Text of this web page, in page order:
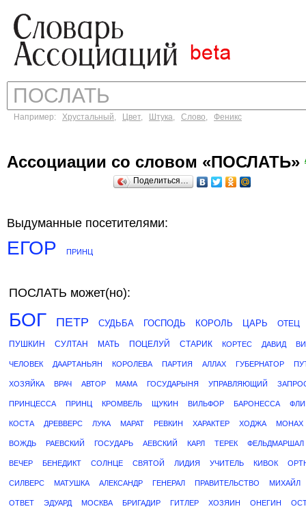
Например: Хрустальный, Цвет, Штука, Слово, Феникс
Ассоциации со словом «ПОСЛАТЬ»
Поделиться…
Выдуманные посетителями:
ЕГОР ПРИНЦ
ПОСЛАТЬ может(но):
БОГ ПЕТР СУДЬБА ГОСПОДЬ КОРОЛЬ ЦАРЬ ОТЕЦ
ПУШКИН СУЛТАН МАТЬ ПОЦЕЛУЙ СТАРИК КОРТЕС ДАВИД
ЧЕЛОВЕК ДААРТАНЬЯН КОРОЛЕВА ПАРТИЯ АЛЛАХ ГУБЕРНАТОР
ХОЗЯЙКА ВРАЧ АВТОР МАМА ГОСУДАРЫНЯ УПРАВЛЯЮЩИЙ
ПРИНЦЕССА ПРИНЦ КРОМВЕЛЬ ЩУКИН ВИЛЬФОР БАРОНЕССА
КОСТА ДРЕВВЕРС ЛУКА МАРАТ РЕВКИН ХАРАКТЕР ХОДЖА МОНАХ
ВОЖДЬ РАЕВСКИЙ ГОСУДАРЬ АЕВСКИЙ КАРЛ ТЕРЕК ФЕЛЬДМАРШАЛ
ВЕЧЕР БЕНЕДИКТ СОЛНЦЕ СВЯТОЙ ЛИДИЯ УЧИТЕЛЬ КИВОК
СИЛВЕРС МАТУШКА АЛЕКСАНДР ГЕНЕРАЛ ПРАВИТЕЛЬСТВО МИХАЙЛ
ОТВЕТ ЭДУАРД МОСКВА БРИГАДИР ГИТЛЕР ХОЗЯИН ОНЕГИН